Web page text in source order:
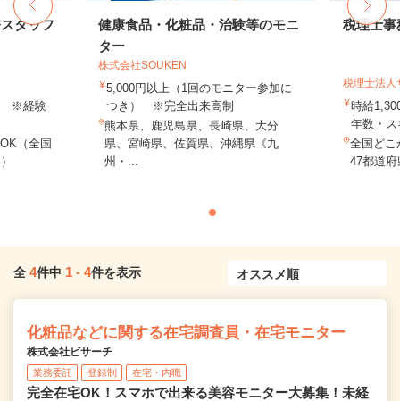
タッフ
※経験
（全国
健康食品・化粧品・治験等のモニ
ター
株式会社SOUKEN
5,000円以上（1回のモニター参加に
つき） ※完全出来高制
熊本県、鹿児島県、長崎県、大分
県、宮崎県、佐賀県、沖縄県《九
州・...
税理士事
税理士法人
時給
年数・
全国どこ
47都道
全 4件中 1 - 4件を表示
化粧品などに関する在宅調査員・在宅モニター
株式会社ビサーチ
業務委託 登録制 在宅・内職
完全在宅OK！スマホで出来る美容モニター大募集！未経